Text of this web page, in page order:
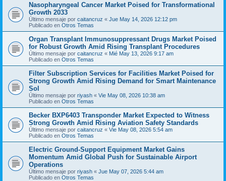
Nasopharyngeal Cancer Market Poised for Transformational
Growth 2033
Último mensaje por caitancruz « Jue May 14, 2026 12:12 pm
Publicado en Otros Temas
Organ Transplant Immunosuppressant Drugs Market Poised
for Robust Growth Amid Rising Transplant Procedures
Último mensaje por caitancruz « Mié May 13, 2026 9:17 am
Publicado en Otros Temas
Filter Subscription Services for Facilities Market Poised for
Strong Growth Amid Rising Demand for Smart Maintenance
Sol
Último mensaje por riyash « Vie May 08, 2026 10:38 am
Publicado en Otros Temas
Becker BXP6403 Transponder Market Expected to Witness
Strong Growth Amid Rising Aviation Safety Standards
Último mensaje por caitancruz « Vie May 08, 2026 5:54 am
Publicado en Otros Temas
Electric Ground-Support Equipment Market Gains
Momentum Amid Global Push for Sustainable Airport
Operations
Último mensaje por riyash « Jue May 07, 2026 5:44 am
Publicado en Otros Temas